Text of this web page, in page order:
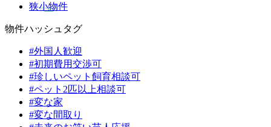
狭小物件
物件ハッシュタグ
#外国人歓迎
#初期費用交渉可
#珍しいペット飼育相談可
#ペット2匹以上相談可
#変な家
#変な間取り